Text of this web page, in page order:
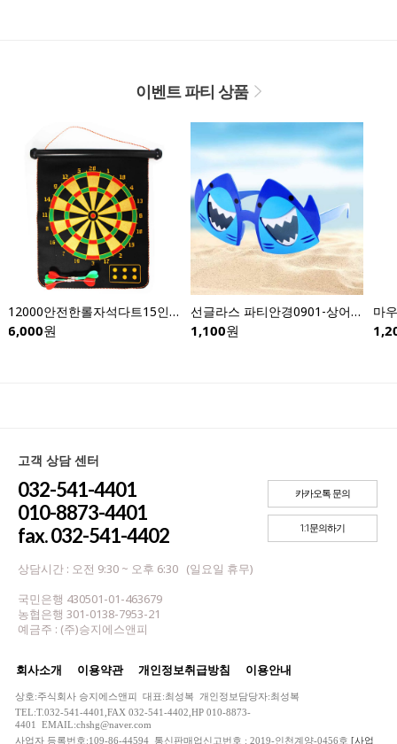
이벤트 파티 상품
12000안전한롤자석다트15인치
6,000원
선글라스 파티안경0901-상어안경
1,100원
고객 상담 센터
032-541-4401
010-8873-4401
fax. 032-541-4402
상담시간 : 오전 9:30 ~ 오후 6:30 (일요일 휴무)
국민은행 430501-01-463679
농협은행 301-0138-7953-21
예금주 : (주)승지에스앤피
카카오톡 문의
1:1문의하기
회사소개 이용약관 개인정보취급방침 이용안내
상호:주식회사 승지에스앤피 대표:최성복 개인정보담당자:최성복
TEL:T.032-541-4401,FAX 032-541-4402,HP 010-8873-
4401 EMAIL:chshg@naver.com
사업자 등록번호:109-86-44594 통신판매업신고번호 : 2019-인천계양-0456호 [사업